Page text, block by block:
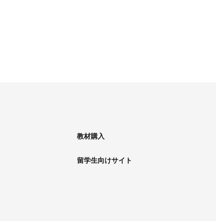
教材購入
留学生向けサイト